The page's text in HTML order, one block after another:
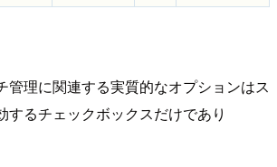
管理に関連する実質的なオプションはス
するチェックボックスだけであり